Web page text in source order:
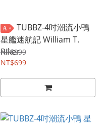
A
TUBBZ-4吋潮流小鴨
星艦迷航記 William T.
Riker
NT$999
NT$699